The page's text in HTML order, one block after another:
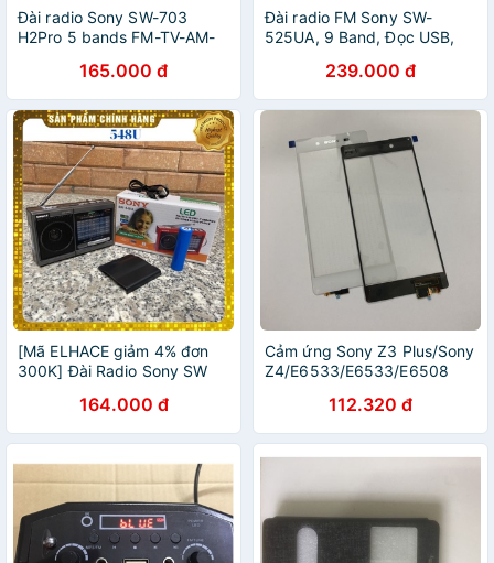
Đài radio Sony SW-703
H2Pro 5 bands FM-TV-AM-
máy đài radio sony fm-am
dễ dùng-chạy 2 pin tặng
quà
165.000 đ
Đài radio FM Sony SW-
525UA, 9 Band, Đọc USB,
nước và nước ngoài (tặng
pin sạc và dây sạc 79K)
239.000 đ
[Mã ELHACE giảm 4% đơn
300K] Đài Radio Sony SW
164.000 đ
Cảm ứng Sony Z3 Plus/Sony
Z4/E6533/E6533/E6508
112.320 đ